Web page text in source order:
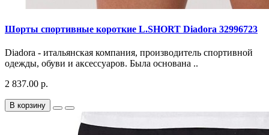
Шорты спортивные короткие L.SHORT Diadora 32996723
Diadora - итальянская компания, производитель спортивной
одежды, обуви и аксессуаров. Была основана ..
2 837.00 р.
В корзину